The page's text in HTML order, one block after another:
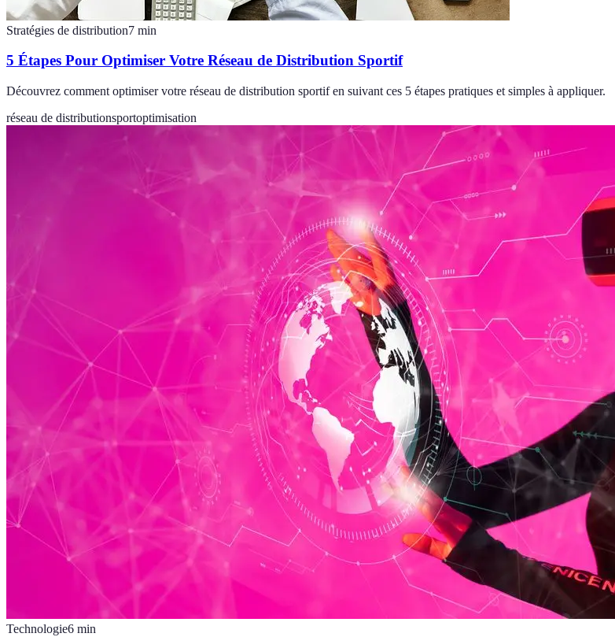
Stratégies de distribution7 min
5 Étapes Pour Optimiser Votre Réseau de Distribution Sportif
Découvrez comment optimiser votre réseau de distribution sportif en suivant ces 5 étapes pratiques et simples à appliquer.
réseau de distributionsportoptimisation
Technologie6 min